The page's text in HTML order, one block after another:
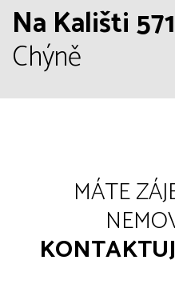
Na Kališti 571
Chýně
MÁTE